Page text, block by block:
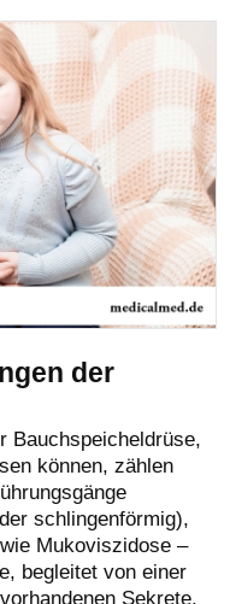
der
Bauchspeicheldrüse,
können, zählen
schlingenförmig),
Mukoviszidose –
begleitet von einer
Sekrete,